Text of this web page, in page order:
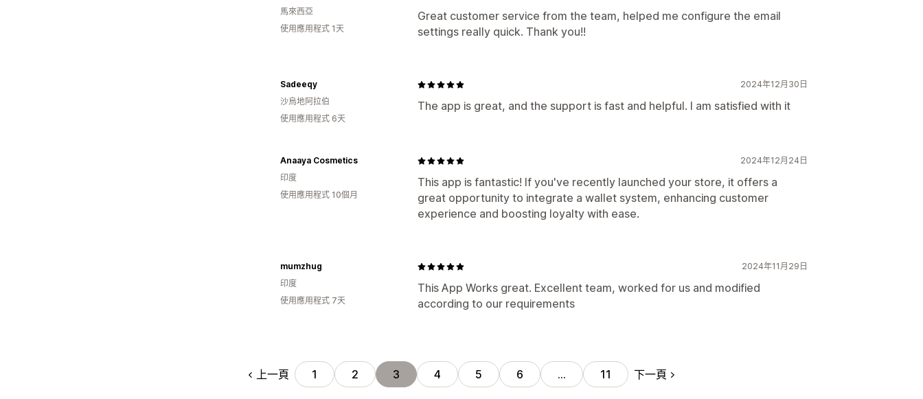
Great customer service from the team, helped me configure the email
settings really quick. Thank you!!
馬來西亞
使用應用程式 1天
2024年12月30日
The app is great, and the support is fast and helpful. I am satisfied with it
Sadeeqy
沙烏地阿拉伯
使用應用程式 6天
2024年12月24日
This app is fantastic! If you've recently launched your store, it offers a
great opportunity to integrate a wallet system, enhancing customer
experience and boosting loyalty with ease.
Anaaya Cosmetics
印度
使用應用程式 10個月
2024年11月29日
This App Works great. Excellent team, worked for us and modified
according to our requirements
mumzhug
印度
使用應用程式 7天
上一頁 1 2 3 4 5 6 … 11 下一頁